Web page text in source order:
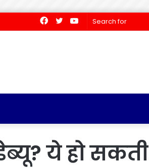
YouTube
Twitter
Facebook
ये हो